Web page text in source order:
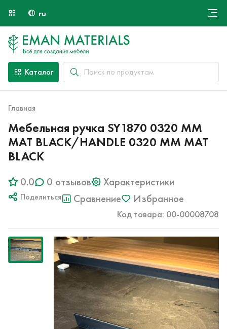
ru
Оплата и доставка
Каталог
Главная
Мебельная ручка SY1870 0320 MM
MAT BLACK/HANDLE 0320 MM MAT
BLACK
0.0 0 отзывов Характеристики
Поделиться Сравнение Избранное
Код товара: 00-00008708